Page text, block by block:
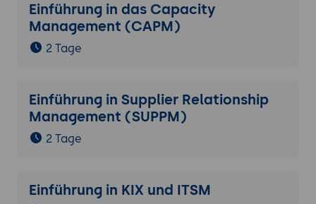
Einführung in das Capacity
Management (CAPM)
2 Tage
Einführung in Supplier Relationship
Management (SUPPM)
2 Tage
Einführung in KIX und ITSM